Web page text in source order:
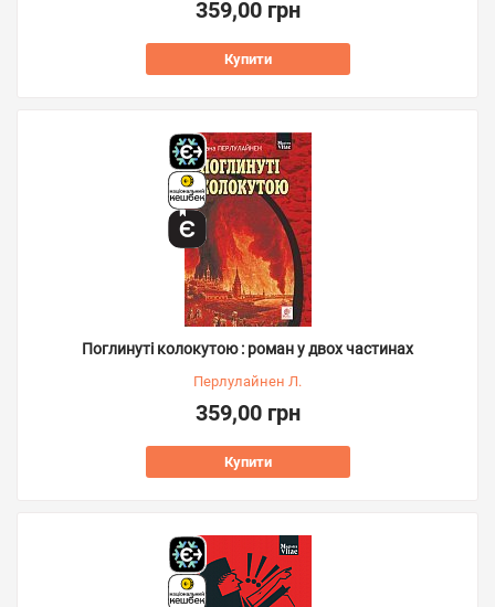
359,00 грн
Купити
Поглинуті колокутою : роман у двох частинах
Перлулайнен Л.
359,00 грн
Купити